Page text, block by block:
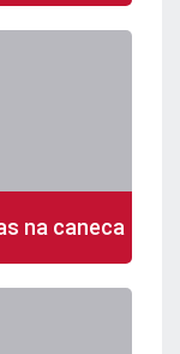
na caneca